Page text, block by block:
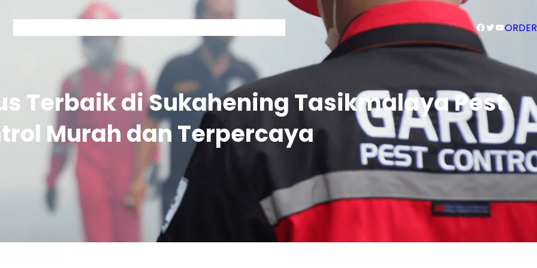
Facebook
Twitter
YouTube
ORDER
Terbaik di Sukahening Tasikmalaya Pest
Murah dan Terpercaya